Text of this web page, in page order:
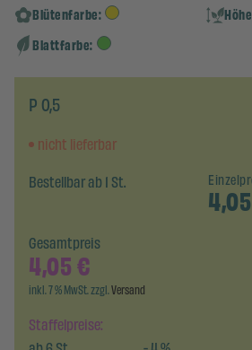
Blütenfarbe:
Blattfarbe:
P 0,5
nicht lieferbar
Bestellbar ab 1 St.
4,05
Staffelpreise:
Gesamtpreis
4,05€
inkl. 7 % MwSt. zzgl.Versand